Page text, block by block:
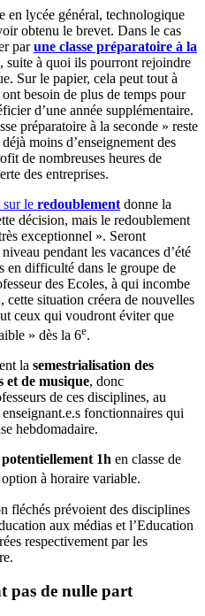
en lycée général, technologique
obtenu le brevet. Dans le cas
parune classe préparatoire à la
suite à quoi ils pourront rejoindre
Sur le papier, cela peut tout à
besoin de plus de temps pour
d’une année supplémentaire.
préparatoire à la seconde » reste
moins d’enseignement des
de nombreuses heures de
des entreprises.
sur le redoublement donne la
décision, mais le redoublement
exceptionnel ». Seront
pendant les vacances d’été
en difficulté dans le groupe de
des Ecoles, à qui incombe
cette situation créera de nouvelles
ceux qui voudront éviter que
» dès la 6e.
la semestrialisation des
et de musique, donc
de ces disciplines, au
fonctionnaires qui
hebdomadaire.
1h en classe de
à horaire variable.
fléchés prévoient des disciplines
aux médias et l’Education
respectivement par les
pas de nulle part